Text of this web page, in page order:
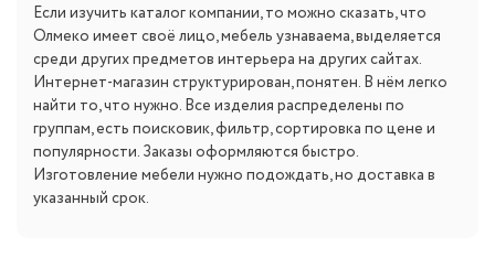
Если изучить каталог компании, то можно сказать, что
Олмеко имеет своё лицо, мебель узнаваема, выделяется
среди других предметов интерьера на других сайтах.
Интернет-магазин структурирован, понятен. В нём легко
найти то, что нужно. Все изделия распределены по
группам, есть поисковик, фильтр, сортировка по цене и
популярности. Заказы оформляются быстро.
Изготовление мебели нужно подождать, но доставка в
указанный срок.